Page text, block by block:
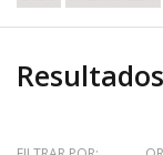
Até
Povo Indígena
Resultados